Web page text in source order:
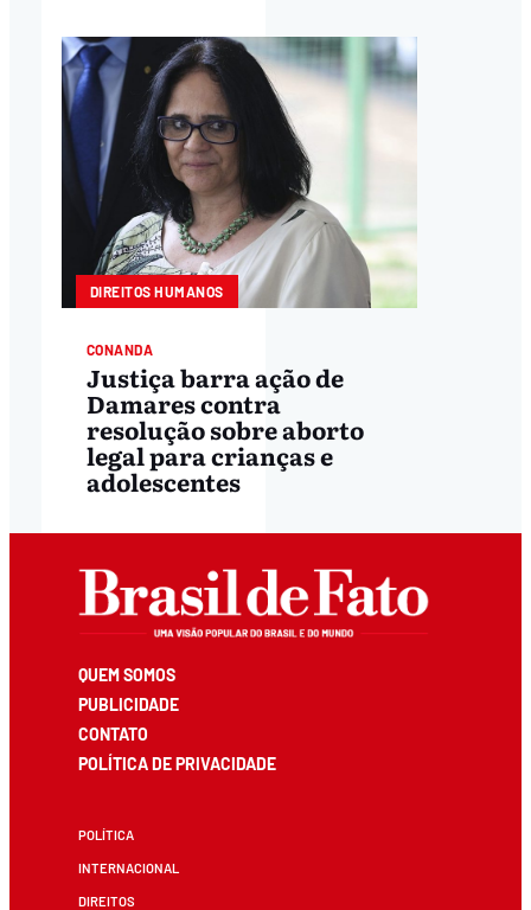
DIREITOS HUMANOS
CONANDA
Justiça barra ação de
Damares contra
resolução sobre aborto
legal para crianças e
adolescentes
QUEM SOMOS
PUBLICIDADE
CONTATO
POLÍTICA DE PRIVACIDADE
POLÍTICA
INTERNACIONAL
DIREITOS